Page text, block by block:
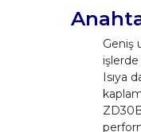
Geniş
Isıya